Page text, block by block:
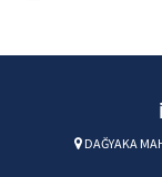
DAĞYAKA